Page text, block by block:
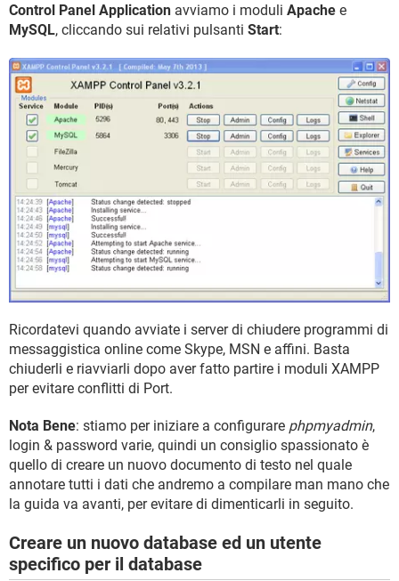
Control Panel Application avviamo i moduli Apache e
MySQL, cliccando sui relativi pulsanti Start:
Ricordatevi quando avviate i server di chiudere programmi di
messaggistica online come Skype, MSN e affini. Basta
chiuderli e riavviarli dopo aver fatto partire i moduli XAMPP
per evitare conflitti di Port.
Nota Bene: stiamo per iniziare a configurare phpmyadmin,
login & password varie, quindi un consiglio spassionato è
quello di creare un nuovo documento di testo nel quale
annotare tutti i dati che andremo a compilare man mano che
la guida va avanti, per evitare di dimenticarli in seguito.
Creare un nuovo database ed un utente
specifico per il database